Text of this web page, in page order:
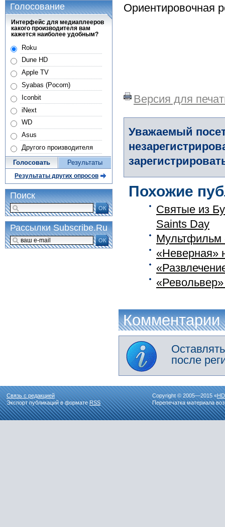
Ориентировочная
Версия для
Уважаемый
Похожие
Святые из
Saints Day
Мультфильм
«Неверная»
Комментарии
после
Голосование
Интерфейс для медиаплееров
какого производителя вам
кажется наиболее удобным?
Roku
Dune HD
Apple TV
Syabas (Pocorn)
Iconbit
iNext
WD
Asus
Другого производителя
Голосовать Результаты
Результаты других опросов
Поиск
ОК
Рассылки Subscribe.Ru
ОК
Связь с редакцией
Экспорт публикаций в форматеRSS
Copyright © 2005—2015 «
Перепечатка материала